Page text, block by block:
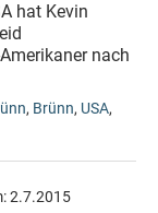
hat Kevin
nach
, Brünn, USA,
2.7.2015